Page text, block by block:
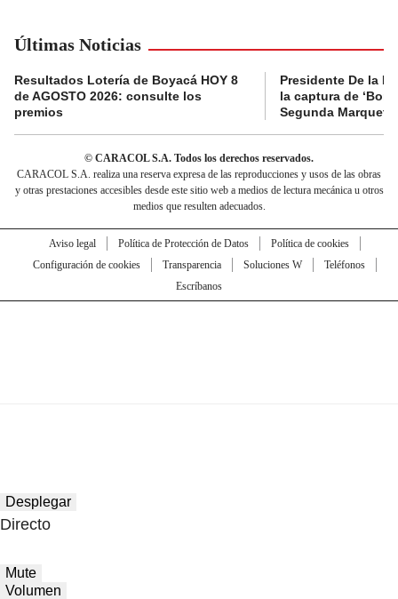
Últimas Noticias
Resultados Lotería de Boyacá HOY 8
de AGOSTO 2026: consulte los
premios
Presidente De la
la captura de
Segunda
© CARACOL S.A. Todos los derechos reservados.
CARACOL S.A. realiza una reserva expresa de las reproducciones y usos de las obras
y otras prestaciones accesibles desde este sitio web a medios de lectura mecánica u otros
medios que resulten adecuados.
Aviso legal Política de Protección de Datos
Política de cookies
Configuración de cookies
Transparencia Soluciones W
Teléfonos
Escríbanos
Desplegar
Directo
Mute
Volumen